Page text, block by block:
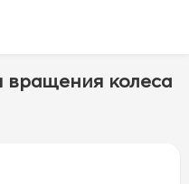
вращения колеса